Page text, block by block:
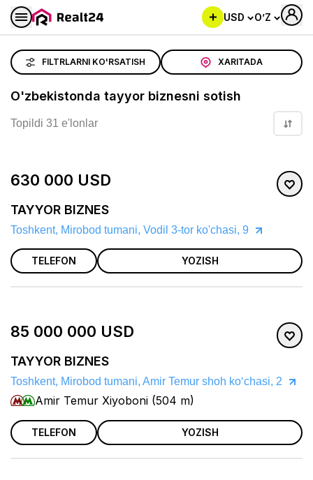
USD O’Z
FILTRLARNI KO'RSATISH XARITADA
O'zbekistonda tayyor biznesni sotish
Topildi 31 e'lonlar
630 000 USD
TAYYOR BIZNES
Toshkent, Mirobod tumani, Vodil 3-tor ko'chasi, 9
TELEFON YOZISH
85 000 000 USD
TAYYOR BIZNES
Toshkent, Mirobod tumani, Amir Temur shoh koʻchasi, 2
Amir Temur Xiyoboni (504 m)
TELEFON YOZISH